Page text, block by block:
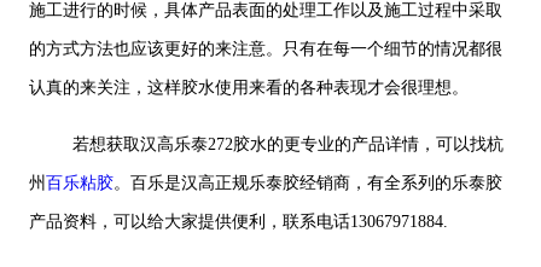
施工进行的时候，具体产品表面的处理工作以及施工过程中采取
的方式方法也应该更好的来注意。只有在每一个细节的情况都很
认真的来关注，这样胶水使用来看的各种表现才会很理想。
若想获取汉高乐泰272胶水的更专业的产品详情，可以找杭
州 百乐粘胶。百乐是汉高正规乐泰胶经销商，有全系列的乐泰胶
产品资料，可以给大家提供便利，联系电话13067971884.